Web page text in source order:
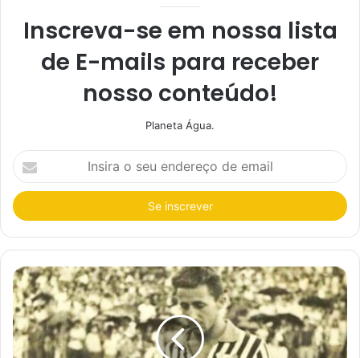
Inscreva-se em nossa lista
de E-mails para receber
nosso conteúdo!
Planeta Água.
I
n
i
r
a
u
e
n
d
e
r